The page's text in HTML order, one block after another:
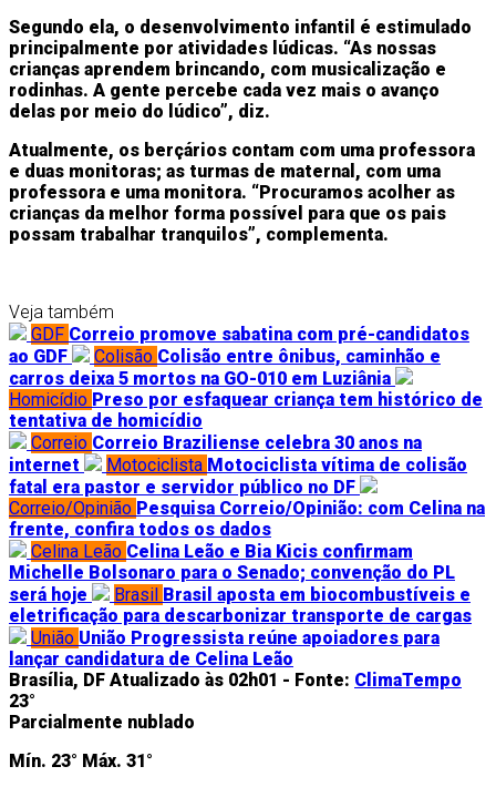
Segundo ela, o desenvolvimento infantil é estimulado
principalmente por atividades lúdicas. “As nossas
crianças aprendem brincando, com musicalização e
rodinhas. A gente percebe cada vez mais o avanço
delas por meio do lúdico”, diz.
Atualmente, os berçários contam com uma professora
e duas monitoras; as turmas de maternal, com uma
professora e uma monitora. “Procuramos acolher as
crianças da melhor forma possível para que os pais
possam trabalhar tranquilos”, complementa.
Veja também
GDF Correio promove sabatina com pré-candidatos
ao GDF
Colisão Colisão entre ônibus, caminhão e
carros deixa 5 mortos na GO-010 em Luziânia
Homicídio Preso por esfaquear criança tem histórico de
tentativa de homicídio
Correio Correio Braziliense celebra 30 anos na
internet
Motociclista Motociclista vítima de colisão
fatal era pastor e servidor público no DF
Correio/Opinião Pesquisa Correio/Opinião: com Celina na
frente, confira todos os dados
Celina Leão Celina Leão e Bia Kicis confirmam
Michelle Bolsonaro para o Senado; convenção do PL
será hoje
Brasil Brasil aposta em biocombustíveis e
eletrificação para descarbonizar transporte de cargas
União União Progressista reúne apoiadores para
lançar candidatura de Celina Leão
Brasília, DF Atualizado às 02h01 - Fonte: ClimaTempo
23°
Parcialmente nublado
Mín. 23° Máx. 31°